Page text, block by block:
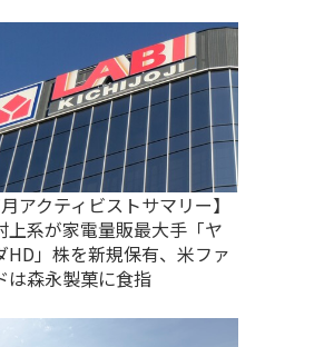
月アクティビストサマリー】
上系が家電量販最大手「ヤ
HD」株を新規保有、米ファ
は森永製菓に食指